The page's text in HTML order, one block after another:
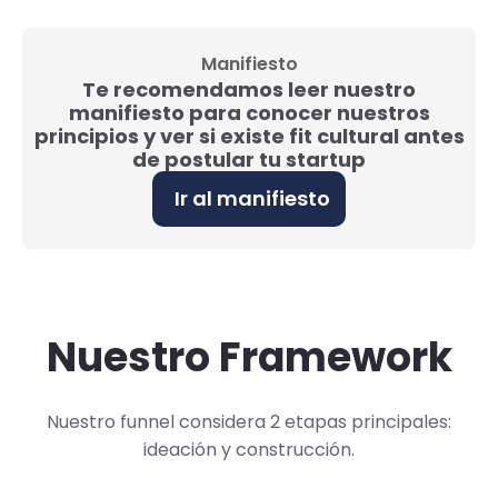
Manifiesto
Te recomendamos leer nuestro
manifiesto para conocer nuestros
principios y ver si existe fit cultural antes
de postular tu startup
Ir al manifiesto
Nuestro Framework
Nuestro funnel considera 2 etapas principales:
ideación y construcción.